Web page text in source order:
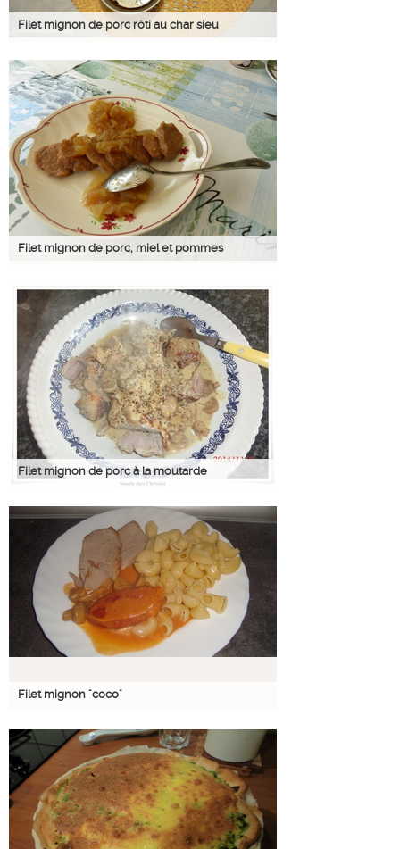
Filet mignon de porc rôti au char sieu
Filet mignon de porc, miel et pommes
Filet mignon de porc à la moutarde
Filet mignon "coco"